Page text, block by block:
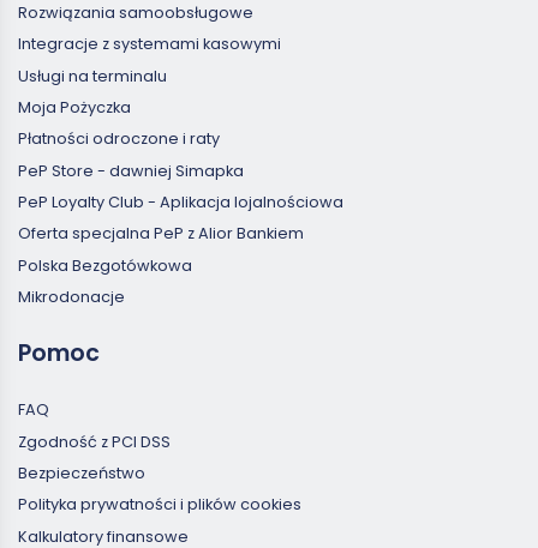
Rozwiązania samoobsługowe
Integracje z systemami kasowymi
Usługi na terminalu
Moja Pożyczka
Płatności odroczone i raty
PeP Store - dawniej Simapka
PeP Loyalty Club - Aplikacja lojalnościowa
Oferta specjalna PeP z Alior Bankiem
Polska Bezgotówkowa
Mikrodonacje
Pomoc
FAQ
Zgodność z PCI DSS
Bezpieczeństwo
Polityka prywatności i plików cookies
Kalkulatory finansowe